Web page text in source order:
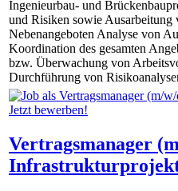
Ingenieurbau- und
und Risiken sowie
Nebenangeboten Analyse von
Koordination des gesamten
bzw. Überwachung von
Durchführung von
Vertragsmanager